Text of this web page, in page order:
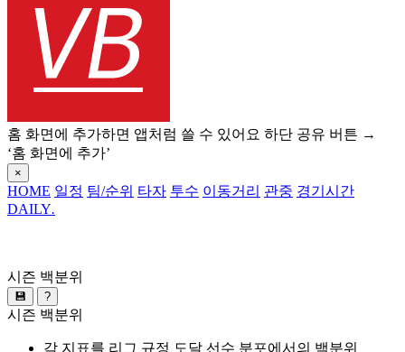
홈 화면에 추가하면 앱처럼 쓸 수 있어요 하단 공유 버튼 →
‘홈 화면에 추가’
×
HOME 일정 팀/순위 타자 투수 이동거리 관중 경기시간
DAILY.
시즌 백분위
💾 ?
시즌 백분위
각 지표를 리그 규정 도달 선수 분포에서의 백분위